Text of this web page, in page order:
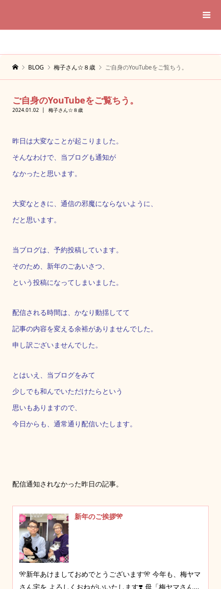
BLOG 梅子さん☆８歳 ご自身のYouTubeをご覧ちう。
ご自身のYouTubeをご覧ちう。
2024.01.02 梅子さん☆８歳
昨日は大変なことが起こりました。
そんなわけで、当ブログも通知が
なかったと思います。
大変なときに、通信の邪魔にならないように、
だと思います。
当ブログは、予約投稿しています。
そのため、新年のごあいさつ、
という投稿になってしまいました。
配信される時間は、かなり動揺してて
記事の内容を変える余裕がありませんでした。
申し訳ございませんでした。
とはいえ、当ブログをみて
少しでも和んでいただけたらという
思いもありますので、
今日からも、通常通り配信いたします。
配信通知されなかった昨日の記事。
新年のご挨拶🎌
🎌新年あけましておめでとうございます🎌 今年も、梅ヤマ
さん宅を よろしくおねがいいたします❣️ 母「梅ヤマさん...